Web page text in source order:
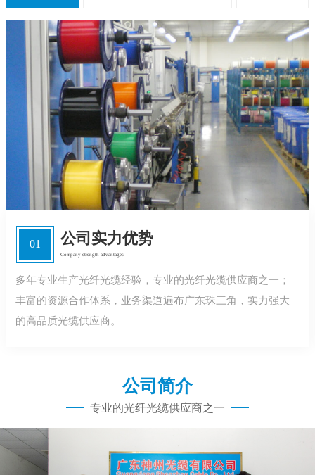
公司实力优势
Company strength advantages
01
多年专业生产光纤光缆经验，专业的光纤光缆供应商之一；
丰富的资源合作体系，业务渠道遍布广东珠三角，实力强大
的高品质光缆供应商。
公司简介
专业的光纤光缆供应商之一